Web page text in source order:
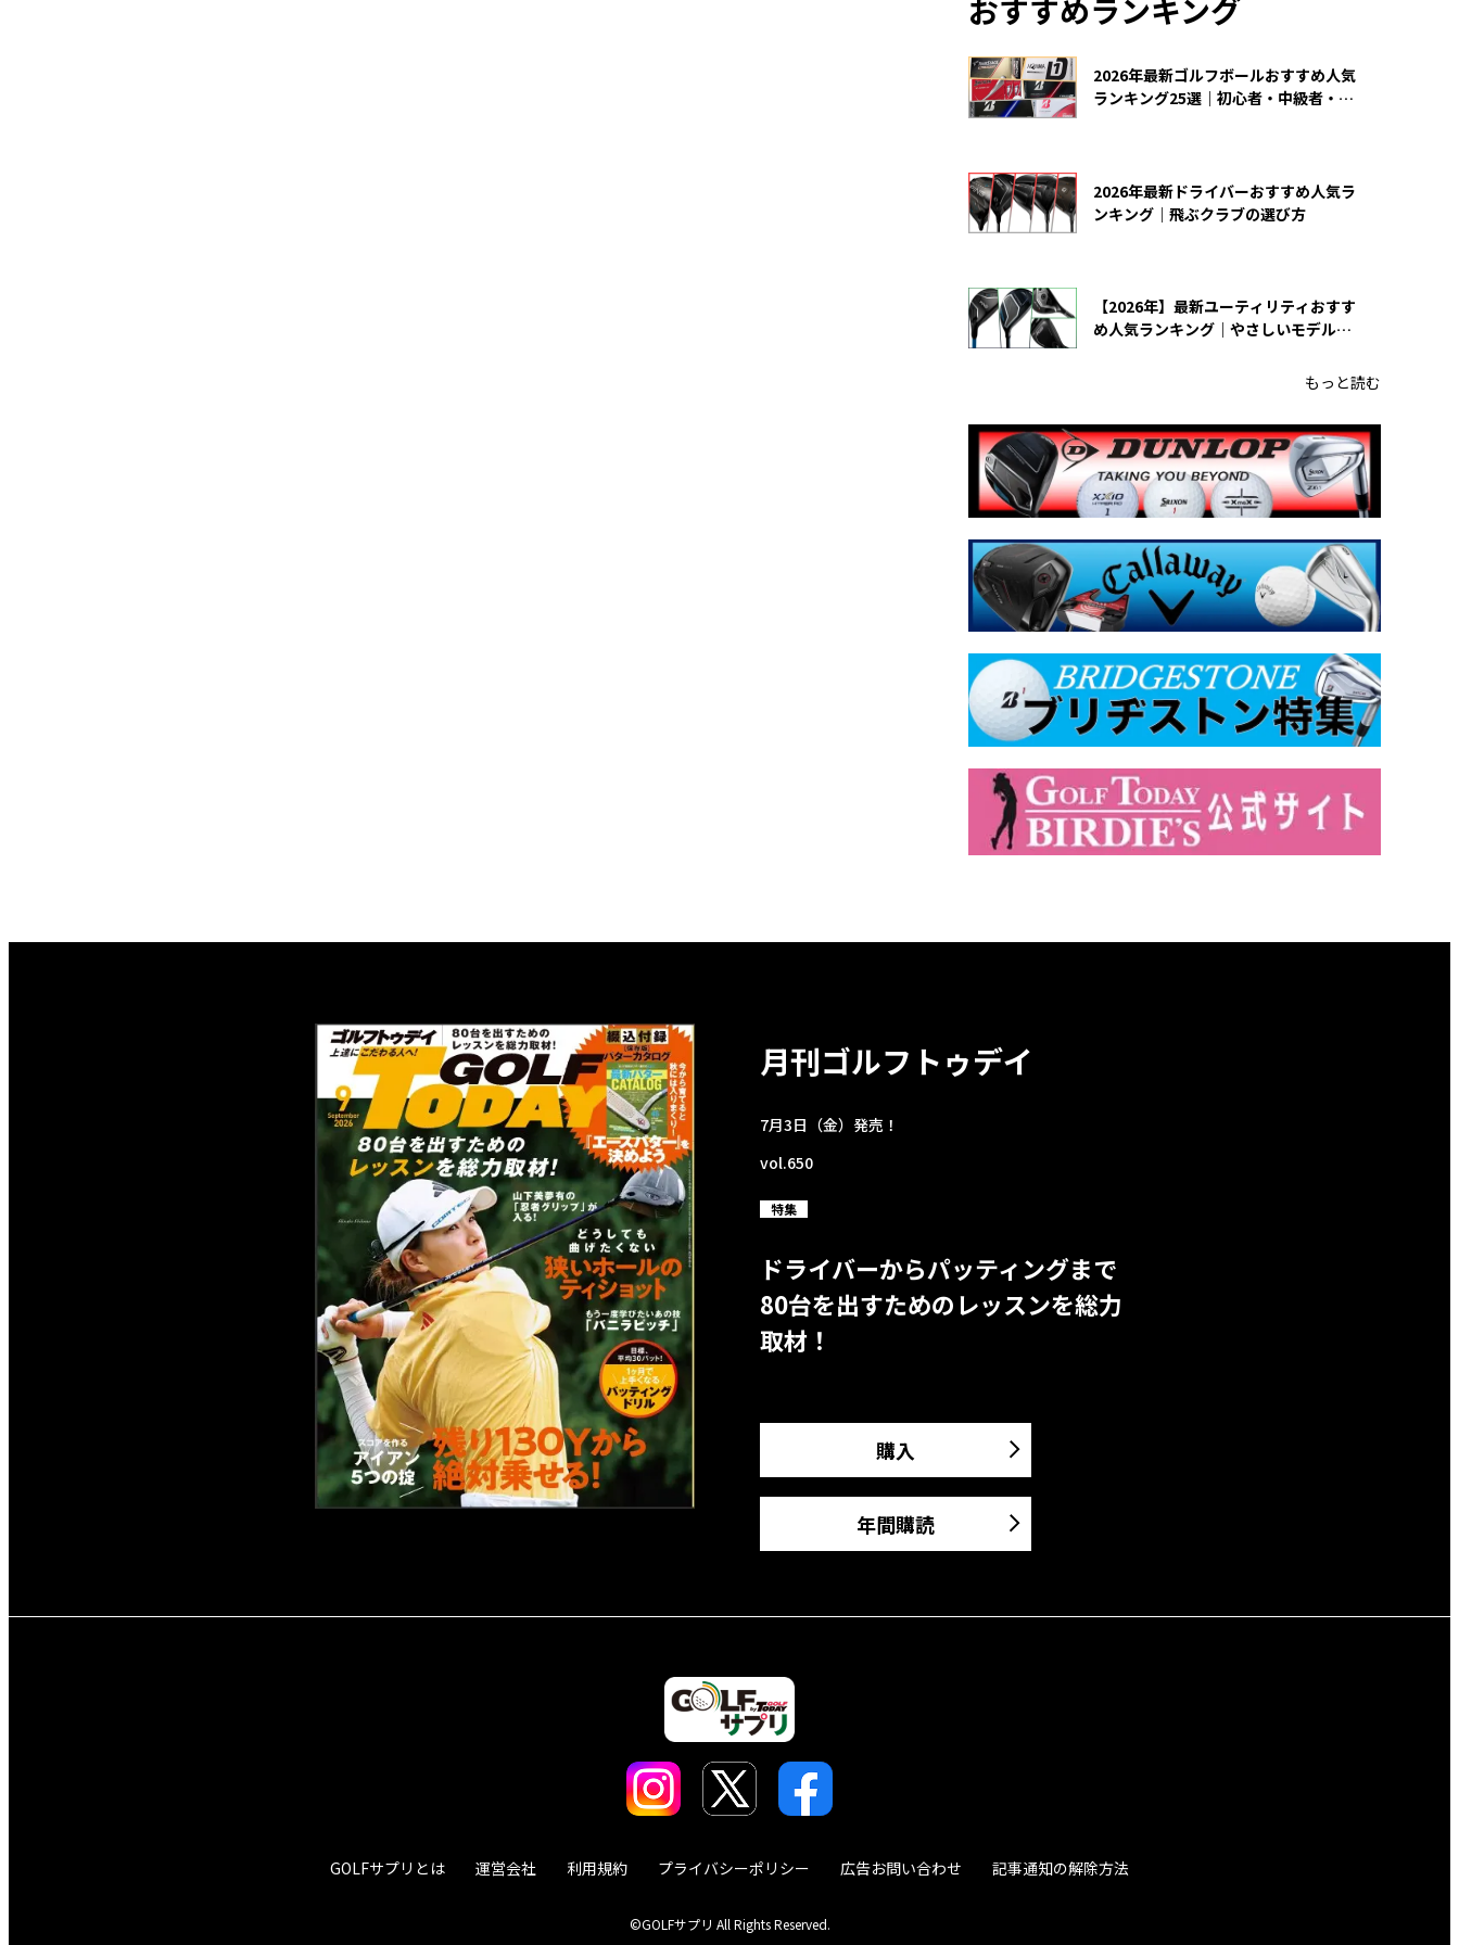
おすすめランキング
2026年最新ゴルフボールおすすめ人気
ランキング25選｜初心者・中級者・上
2026年最新ドライバーおすすめ人気ラ
ンキング｜飛ぶクラブの選び方
【2026年】最新ユーティリティおすす
め人気ランキング｜やさしいモデルの
もっと読む
月刊ゴルフトゥデイ
7月3日（金）発売！
vol.650
特集
ドライバーからパッティングまで
80台を出すためのレッスンを総力
取材！
購入
年間購読
GOLFサプリとは 運営会社 利用規約 プライバシーポリシー 広告お問い合わせ 記事通知の解除方法
©GOLFサプリ All Rights Reserved.